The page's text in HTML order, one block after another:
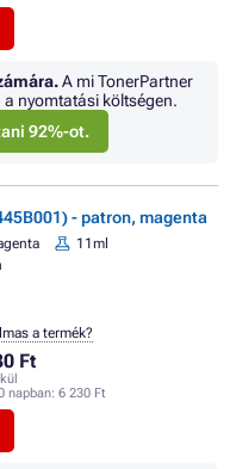
A mi TonerPartner
a nyomtatási költségen.
92%-ot.
- patron, magenta
11ml
Ft
napban: 6 230 Ft
a termék?